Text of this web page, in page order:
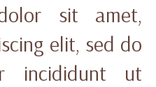
sit amet,
elit, sed do
incididunt ut